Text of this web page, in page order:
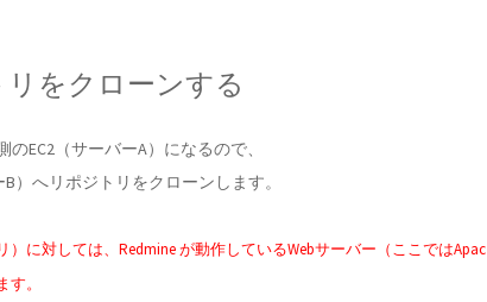
リをクローンする
EC2（サーバーA）になるので、
）へリポジトリをクローンします。
）に対しては、Redmine が動作しているWebサーバー（ここではApac
。